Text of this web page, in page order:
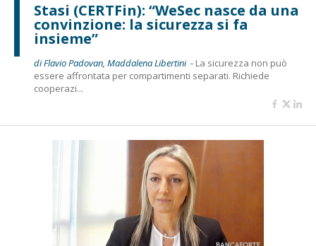
Stasi (CERTFin): “WeSec nasce da una
convinzione: la sicurezza si fa
insieme”
di Flavio Padovan, Maddalena Libertini - La sicurezza non può
essere affrontata per compartimenti separati. Richiede
cooperazi...